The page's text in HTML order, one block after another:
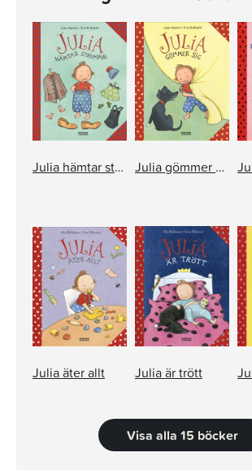
Julia hämtar strumpor Julia gömmer sig
Julia äter allt Julia är trött
Visa alla 15 böcker